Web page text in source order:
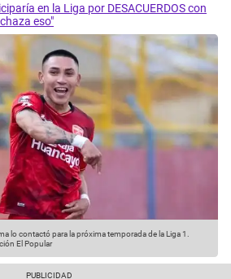
en la Liga por DESACUERDOS con
eso"
lo contactó para la próxima temporada de la Liga 1.
El Popular